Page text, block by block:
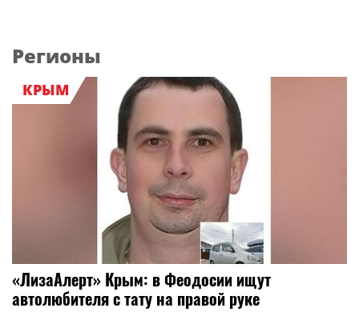
Регионы
КРЫМ
«ЛизаАлерт» Крым: в Феодосии ищут
автолюбителя с тату на правой руке